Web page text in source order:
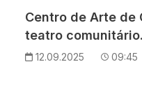
Centro de Arte de
teatro comunitário.
12.09.2025 09:45